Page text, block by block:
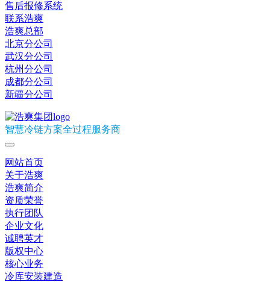
售后报修系统
联系浩爽
浩爽总部
北京分公司
武汉分公司
杭州分公司
成都分公司
新疆分公司
智慧冷链方案全过程服务商
网站首页
关于浩爽
浩爽简介
资质荣誉
执行团队
企业文化
诚聘英才
版权中心
核心业务
冷库安装建造